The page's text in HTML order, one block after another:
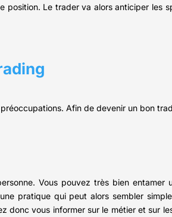
position. Le trader va alors anticiper les
Afin de devenir un bon
Vous pouvez très bien entamer
pratique qui peut alors sembler
donc vous informer sur le métier et sur